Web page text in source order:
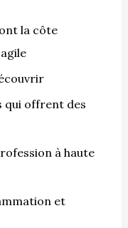
la côte
qui offrent des
à haute
et